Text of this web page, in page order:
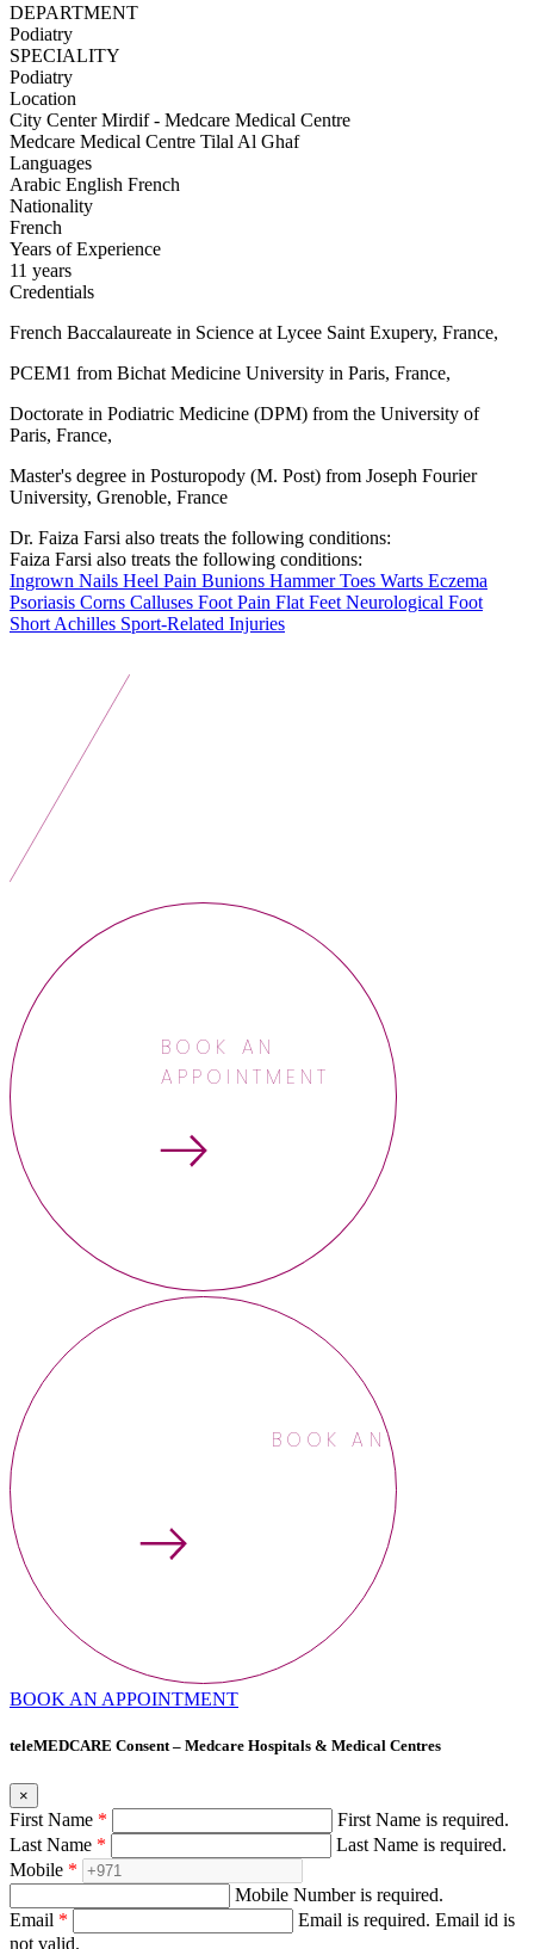
DEPARTMENT
Podiatry
SPECIALITY
Podiatry
Location
City Center Mirdif - Medcare Medical Centre
Medcare Medical Centre Tilal Al Ghaf
Languages
Arabic English French
Nationality
French
Years of Experience
11 years
Credentials
French Baccalaureate in Science at Lycee Saint Exupery, France,
PCEM1 from Bichat Medicine University in Paris, France,
Doctorate in Podiatric Medicine (DPM) from the University of
Paris, France,
Master's degree in Posturopody (M. Post) from Joseph Fourier
University, Grenoble, France
Dr. Faiza Farsi also treats the following conditions:
Faiza Farsi also treats the following conditions:
Ingrown Nails Heel Pain Bunions Hammer Toes Warts Eczema
Psoriasis Corns Calluses Foot Pain Flat Feet Neurological Foot
Short Achilles Sport-Related Injuries
BOOK AN
APPOINTMENT
BOOK AN
BOOK AN APPOINTMENT
teleMEDCARE Consent – Medcare Hospitals & Medical Centres
×
First Name *
First Name is required.
Last Name *
Last Name is required.
Mobile *
Mobile Number is required.
Email * Email is required. Email id is
not valid.